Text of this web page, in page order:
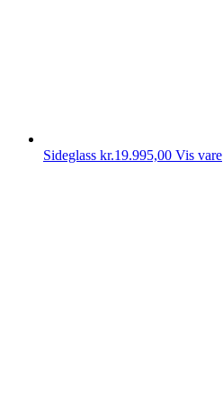
Sideglass kr.19.995,00 Vis vare